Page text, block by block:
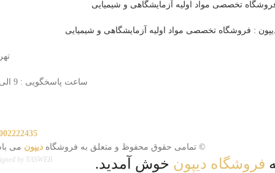
ساعت پاسخگویی : 9 الی 18
© تمامی حقوق محفوظ و متعلق به فروشگاه دیپون می
by YASWEB فروشگاه دیپون خوش آمدید.